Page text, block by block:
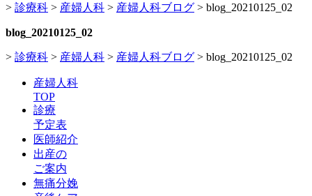
> 診療科 > 産婦人科 > 産婦人科ブログ > blog_20210125_02
blog_20210125_02
> 診療科 > 産婦人科 > 産婦人科ブログ > blog_20210125_02
産婦人科
TOP
診療
予定表
医師紹介
出産の
ご案内
無痛分娩